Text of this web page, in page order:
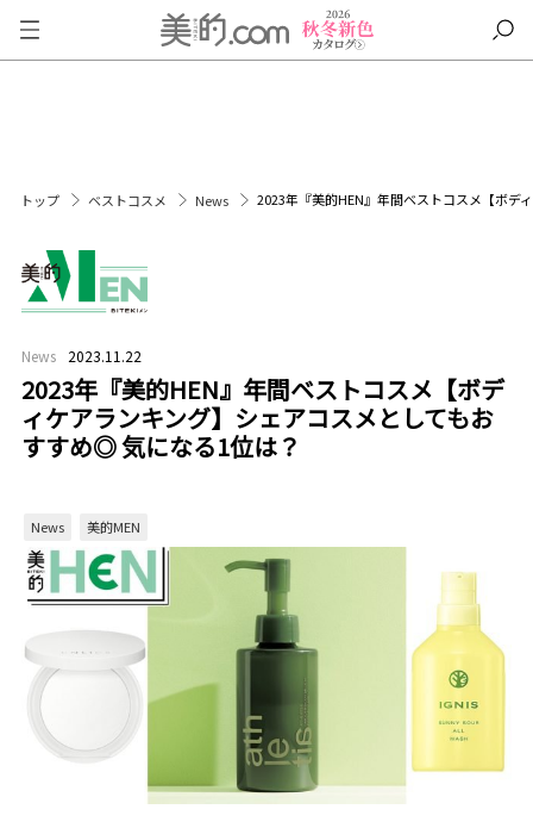
トップ ベストコスメ News 2023年『美的HEN』年間ベストコスメ【ボデ
News 2023.11.22
2023年『美的HEN』年間ベストコスメ【ボデ
ィケアランキング】シェアコスメとしてもお
すすめ◎ 気になる1位は？
News 美的MEN